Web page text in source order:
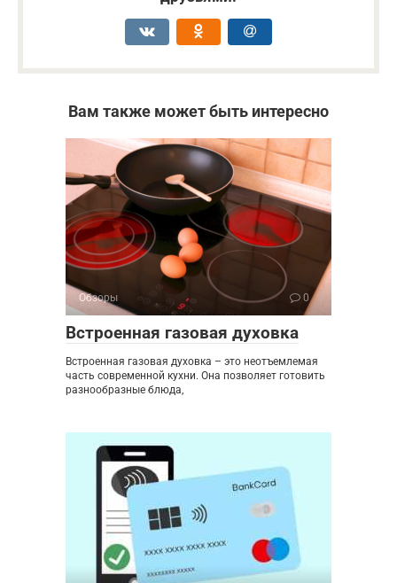
Вам также может быть интересно
Обзоры 0
Встроенная газовая духовка
Встроенная газовая духовка – это неотъемлемая
часть современной кухни. Она позволяет готовить
разнообразные блюда,